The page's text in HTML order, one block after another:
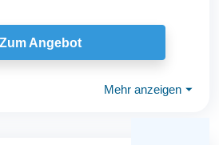
Zum Angebot
Mehr anzeigen ⏷